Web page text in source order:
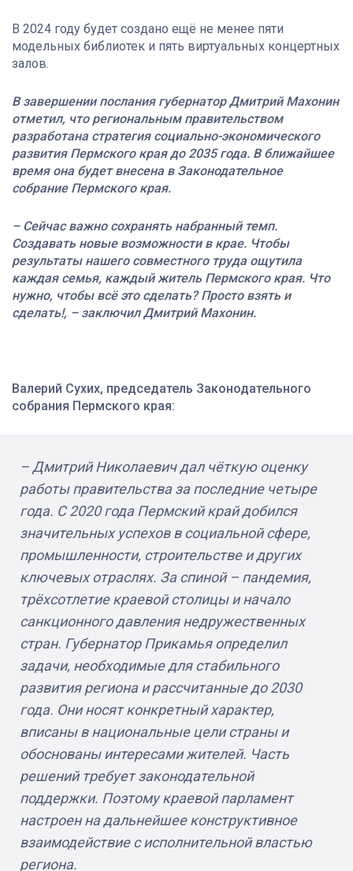
В 2024 году будет создано ещё не менее пяти
модельных библиотек и пять виртуальных концертных
залов.
В завершении послания губернатор Дмитрий Махонин
отметил, что региональным правительством
разработана стратегия социально-экономического
развития Пермского края до 2035 года. В ближайшее
время она будет внесена в Законодательное
собрание Пермского края.
– Сейчас важно сохранять набранный темп.
Создавать новые возможности в крае. Чтобы
результаты нашего совместного труда ощутила
каждая семья, каждый житель Пермского края. Что
нужно, чтобы всё это сделать? Просто взять и
сделать!, – заключил Дмитрий Махонин.
Валерий Сухих, председатель Законодательного
собрания Пермского края:
– Дмитрий Николаевич дал чёткую оценку
работы правительства за последние четыре
года. С 2020 года Пермский край добился
значительных успехов в социальной сфере,
промышленности, строительстве и других
ключевых отраслях. За спиной – пандемия,
трёхсотлетие краевой столицы и начало
санкционного давления недружественных
стран. Губернатор Прикамья определил
задачи, необходимые для стабильного
развития региона и рассчитанные до 2030
года. Они носят конкретный характер,
вписаны в национальные цели страны и
обоснованы интересами жителей. Часть
решений требует законодательной
поддержки. Поэтому краевой парламент
настроен на дальнейшее конструктивное
взаимодействие с исполнительной властью
региона.